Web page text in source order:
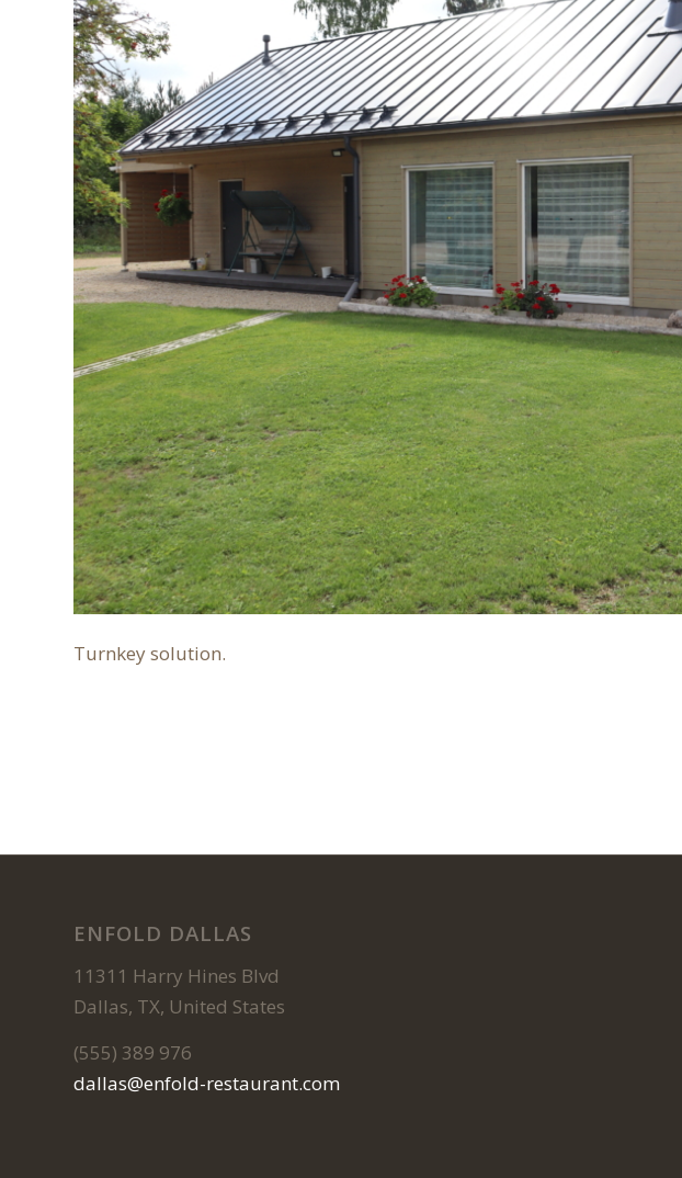
Turnkey solution.
ENFOLD DALLAS
11311 Harry Hines Blvd
Dallas, TX, United States
(555) 389 976
dallas@enfold-restaurant.com